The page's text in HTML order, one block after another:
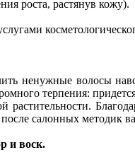
роста, растянув кожу).
ненужные волосы
терпения:
растительности.
салонных методик
и воск.